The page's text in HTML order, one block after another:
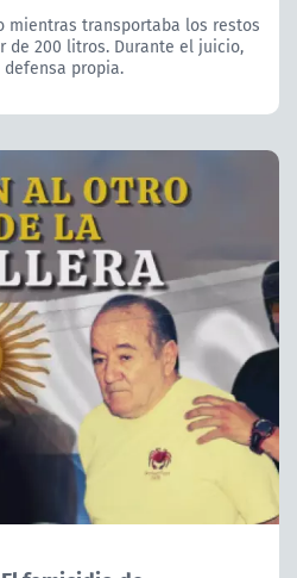
mientras transportaba los restos
de 200 litros. Durante el juicio,
propia.